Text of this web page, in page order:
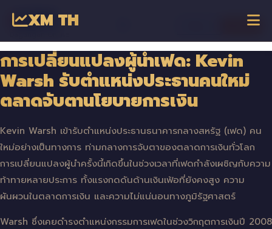
XM TH เริ่มเทรด
การเปลี่ยนแปลงผู้นำเฟด: Kevin
Warsh รับตำแหน่งประธานคนใหม่
ตลาดจับตานโยบายการเงิน
Kevin Warsh เข้ารับตำแหน่งประธานธนาคารกลางสหรัฐ (เฟด) คน
ใหม่อย่างเป็นทางการ ท่ามกลางการจับตาของตลาดการเงินทั่วโลก
การเปลี่ยนแปลงผู้นำครั้งนี้เกิดขึ้นในช่วงเวลาที่เฟดกำลังเผชิญกับความ
ท้าทายหลายประการ ทั้งแรงกดดันด้านเงินเฟ้อที่ยังคงสูง ความ
ผันผวนในตลาดการเงิน และความไม่แน่นอนทางภูมิรัฐศาสตร์
Warsh ซึ่งเคยดำรงตำแหน่งกรรมการเฟดในช่วงวิกฤตการเงินปี 2008